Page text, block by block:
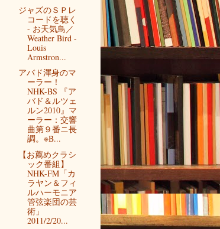
ジャズのＳＰレ
コードを聴く
- お天気鳥／
Weather Bird -
Louis
Armstron...
アバド渾身のマ
ーラー！
NHK-BS 『ア
バド＆ルツェ
ルン2010』マ
ーラー：交響
曲第９番ニ長
調。※B...
【お薦めクラシ
ック番組】
NHK-FM「カ
ラヤン＆フィ
ルハーモニア
管弦楽団の芸
術」
2011/2/20...